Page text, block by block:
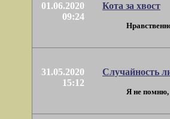
01.06.2020
09:24
Кота за хвост
31.05.2020
15:12
Случайность
Я не помню,